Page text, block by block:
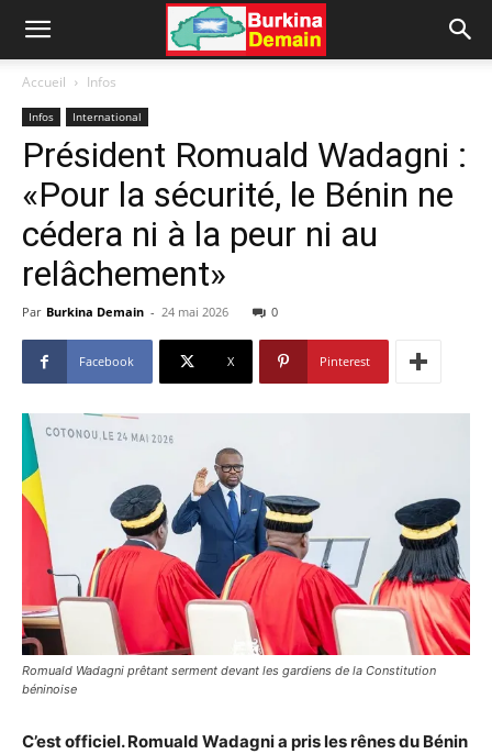
Accueil Infos
Infos International
Président Romuald Wadagni :
«Pour la sécurité, le Bénin ne
cédera ni à la peur ni au
relâchement»
Par Burkina Demain - 24 mai 2026 0
Facebook X Pinterest
Romuald Wadagni prêtant serment devant les gardiens de la Constitution
béninoise
C’est officiel. Romuald Wadagni a pris les rênes du Bénin